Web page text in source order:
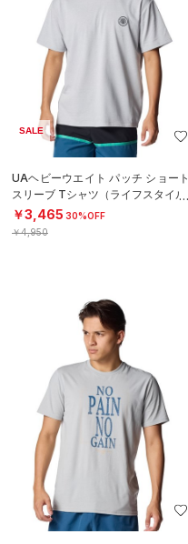
SALE
UAヘビーウエイト パッチ ショート
スリーブ Tシャツ（ライフスタイル/
MEN）
￥3,465 30%OFF
￥4,950